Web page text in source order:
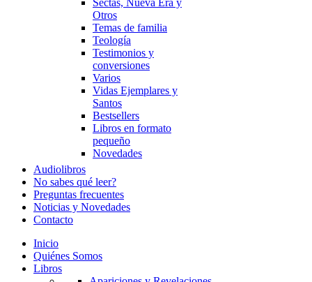
Sectas, Nueva Era y
Otros
Temas de familia
Teología
Testimonios y
conversiones
Varios
Vidas Ejemplares y
Santos
Bestsellers
Libros en formato
pequeño
Novedades
Audiolibros
No sabes qué leer?
Preguntas frecuentes
Noticias y Novedades
Contacto
Inicio
Quiénes Somos
Libros